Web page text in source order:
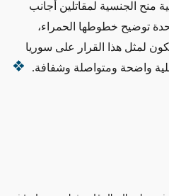
منح الجنسية لمقاتلين أجانب
توضيح خطوطها الحمراء،
لمثل هذا القرار على سوريا
واضحة ومتواصلة وشفافة.